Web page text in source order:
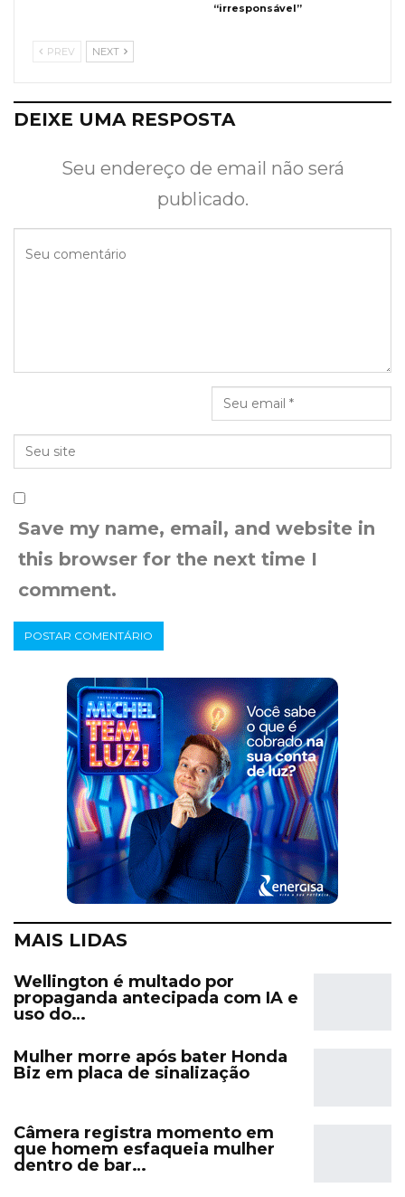
“irresponsável”
PREV NEXT
DEIXE UMA RESPOSTA
Seu endereço de email não será
publicado.
Save my name, email, and website in
this browser for the next time I
comment.
MAIS LIDAS
Wellington é multado por
propaganda antecipada com IA e
uso do…
Mulher morre após bater Honda
Biz em placa de sinalização
Câmera registra momento em
que homem esfaqueia mulher
dentro de bar…